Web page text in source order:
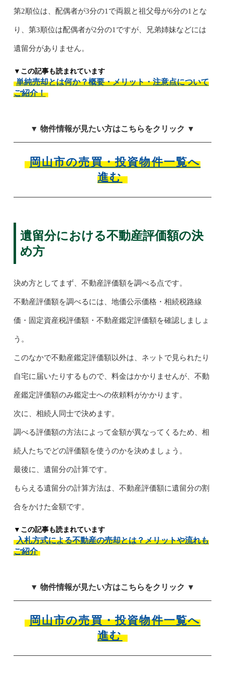
第2順位は、配偶者が3分の1で両親と祖父母が6分の1とな
り、第3順位は配偶者が2分の1ですが、兄弟姉妹などには
遺留分がありません。
▼この記事も読まれています
単純売却とは何か？概要・メリット・注意点について
ご紹介！
▼ 物件情報が見たい方はこちらをクリック ▼
岡山市の売買・投資物件一覧へ
進む
遺留分における不動産評価額の決
め方
決め方としてまず、不動産評価額を調べる点です。
不動産評価額を調べるには、地価公示価格・相続税路線
価・固定資産税評価額・不動産鑑定評価額を確認しましょ
う。
このなかで不動産鑑定評価額以外は、ネットで見られたり
自宅に届いたりするもので、料金はかかりませんが、不動
産鑑定評価額のみ鑑定士への依頼料がかかります。
次に、相続人同士で決めます。
調べる評価額の方法によって金額が異なってくるため、相
続人たちでどの評価額を使うのかを決めましょう。
最後に、遺留分の計算です。
もらえる遺留分の計算方法は、不動産評価額に遺留分の割
合をかけた金額です。
▼この記事も読まれています
入札方式による不動産の売却とは？メリットや流れも
ご紹介
▼ 物件情報が見たい方はこちらをクリック ▼
岡山市の売買・投資物件一覧へ
進む